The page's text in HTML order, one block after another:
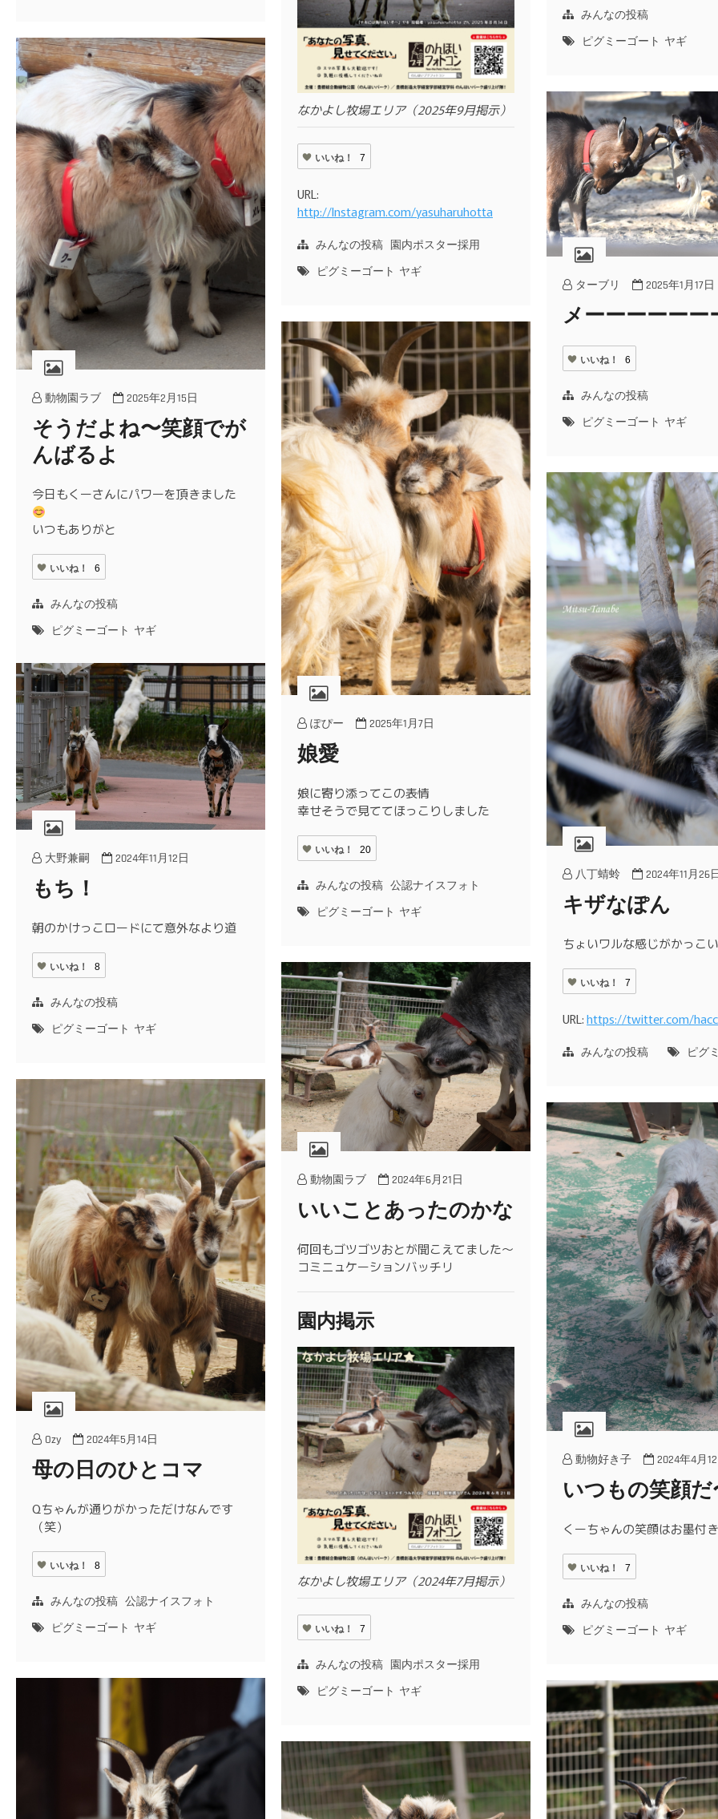
みんなの投稿
ピグミーゴート ヤギ
なかよし牧場エリア（2025年9月掲示）
いいね！ 7
URL:
http://Instagram.com/yasuharuhotta
みんなの投稿
園内ポスター採用
ピグミーゴート ヤギ
動物園ラブ 2025年2月15日
そうだよね〜笑顔でが
んばるよ
今日もくーさんにパワーを頂きました
いつもありがと
いいね！ 6
みんなの投稿
ピグミーゴート ヤギ
ターブリ 2025年1月17日
メーーーーーー
いいね！ 6
みんなの投稿
ピグミーゴート ヤギ
ぽぴー 2025年1月7日
娘愛
娘に寄り添ってこの表情
幸せそうで見ててほっこりしました
いいね！ 20
みんなの投稿 公認ナイスフォト
ピグミーゴート ヤギ
八丁蜻蛉 2024年11月26
キザなぽん
ちょいワルな感じがかっこ
いいね！ 7
URL:https://twitter.com/
みんなの投稿 ピグ
大野兼嗣 2024年11月12日
もち！
朝のかけっこロードにて意外なより道
いいね！ 8
みんなの投稿
ピグミーゴート ヤギ
動物園ラブ 2024年6月21日
いいことあったのかな
何回もゴツゴツおとが聞こえてました～
コミニュケーションバッチリ
園内掲示
なかよし牧場エリア（2024年7月掲示）
いいね！ 7
みんなの投稿
園内ポスター採用
ピグミーゴート ヤギ
Ozy 2024年5月14日
母の日のひとコマ
Qちゃんが通りがかっただけなんです
（笑）
いいね！ 8
みんなの投稿 公認ナイスフォト
ピグミーゴート ヤギ
動物好き子 2024年4月
いつもの笑顔だ
くーちゃんの笑顔はお墨付き
いいね！ 7
みんなの投稿
ピグミーゴート ヤギ